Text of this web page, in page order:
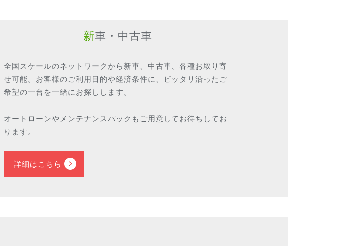
新車・中古車
全国スケールのネットワークから新車、中古車、各種お取り寄
せ可能。お客様のご利用目的や経済条件に、ピッタリ沿ったご
希望の一台を一緒にお探しします。
オートローンやメンテナンスパックもご用意してお待ちしてお
ります。
詳細はこちら